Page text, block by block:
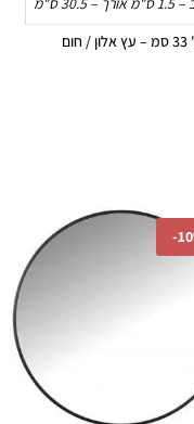
/ דקו לקיר Yoki ג' 33 סמ – עץ אלון / חום
-
המחיר
הנוכחי
הוא: